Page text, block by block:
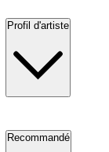
Profil d'artiste
Recommandé